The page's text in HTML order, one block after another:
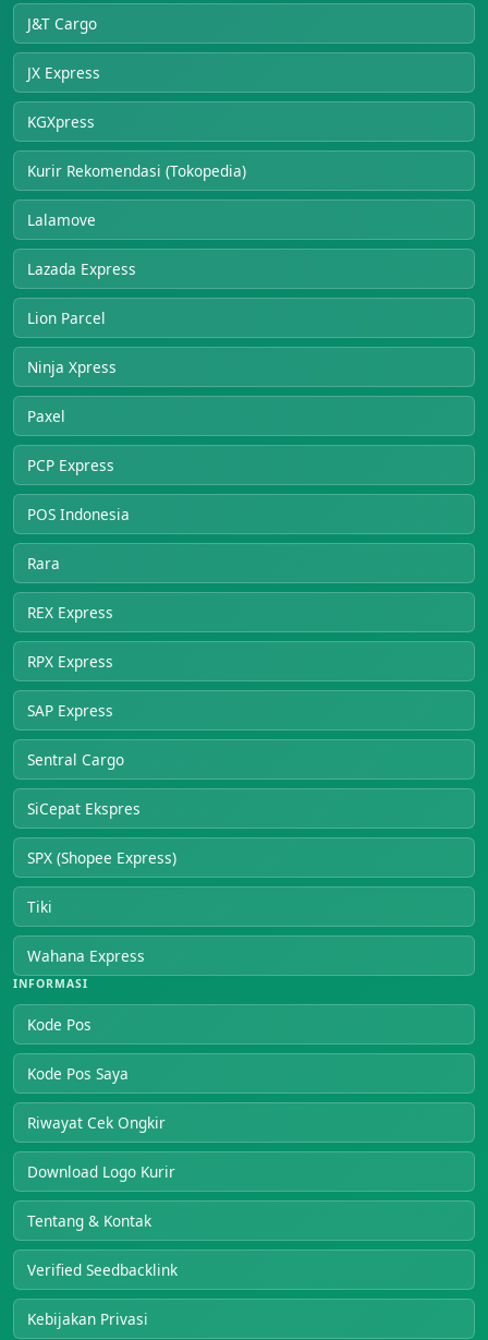
J&T Cargo
JX Express
KGXpress
Kurir Rekomendasi (Tokopedia)
Lalamove
Lazada Express
Lion Parcel
Ninja Xpress
Paxel
PCP Express
POS Indonesia
Rara
REX Express
RPX Express
SAP Express
Sentral Cargo
SiCepat Ekspres
SPX (Shopee Express)
Tiki
Wahana Express
INFORMASI
Kode Pos
Kode Pos Saya
Riwayat Cek Ongkir
Download Logo Kurir
Tentang & Kontak
Verified Seedbacklink
Kebijakan Privasi